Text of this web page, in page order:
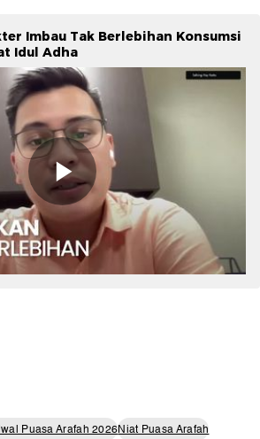
Imbau Tak Berlebihan Konsumsi
Idul Adha
Puasa Arafah 2026Niat Puasa Arafah